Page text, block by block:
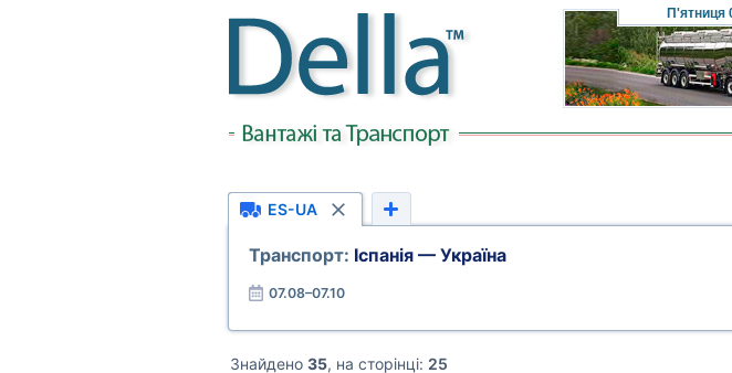
П'ятниця
ES-UA
Транспорт: Іспанія — Україна
07.08–07.10
Знайдено 35, на сторінці: 25